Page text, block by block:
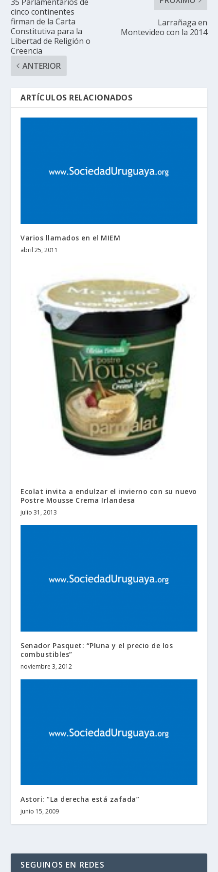
cinco continentes
firman de la Carta
Constitutiva para la
Libertad de Religión o
Creencia
ANTERIOR
Larrañaga en
Montevideo con la 2014
ARTÍCULOS RELACIONADOS
Varios llamados en el MIEM
abril 25, 2011
Ecolat invita a endulzar el invierno con su nuevo
Postre Mousse Crema Irlandesa
julio 31, 2013
Senador Pasquet: “Pluna y el precio de los
combustibles”
noviembre 3, 2012
Astori: “La derecha está zafada”
junio 15, 2009
SEGUINOS EN REDES